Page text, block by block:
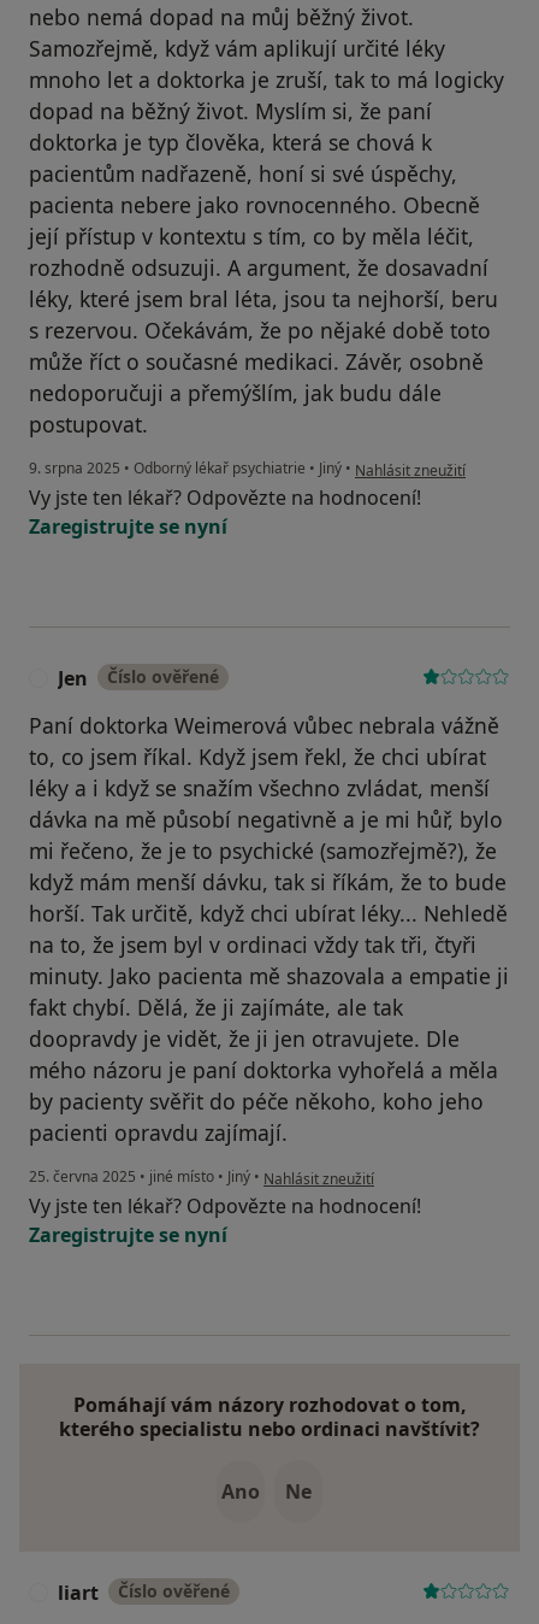
nebo nemá dopad na můj běžný život.
Samozřejmě, když vám aplikují určité léky
mnoho let a doktorka je zruší, tak to má logicky
dopad na běžný život. Myslím si, že paní
doktorka je typ člověka, která se chová k
pacientům nadřazeně, honí si své úspěchy,
pacienta nebere jako rovnocenného. Obecně
její přístup v kontextu s tím, co by měla léčit,
rozhodně odsuzuji. A argument, že dosavadní
léky, které jsem bral léta, jsou ta nejhorší, beru
s rezervou. Očekávám, že po nějaké době toto
může říct o současné medikaci. Závěr, osobně
nedoporučuji a přemýšlím, jak budu dále
postupovat.
9. srpna 2025 • Odborný lékař psychiatrie • Jiný • podle názoru uživatele Rogi
Nahlásit zneužití
Vy jste ten lékař? Odpovězte na hodnocení!
Zaregistrujte se nyní
Jen Číslo ověřené
Paní doktorka Weimerová vůbec nebrala vážně
to, co jsem říkal. Když jsem řekl, že chci ubírat
léky a i když se snažím všechno zvládat, menší
dávka na mě působí negativně a je mi hůř, bylo
mi řečeno, že je to psychické (samozřejmě?), že
když mám menší dávku, tak si říkám, že to bude
horší. Tak určitě, když chci ubírat léky... Nehledě
na to, že jsem byl v ordinaci vždy tak tři, čtyři
minuty. Jako pacienta mě shazovala a empatie ji
fakt chybí. Dělá, že ji zajímáte, ale tak
doopravdy je vidět, že ji jen otravujete. Dle
mého názoru je paní doktorka vyhořelá a měla
by pacienty svěřit do péče někoho, koho jeho
pacienti opravdu zajímají.
25. června 2025 • jiné místo • Jiný • podle názoru uživatele Jen
Nahlásit zneužití
Vy jste ten lékař? Odpovězte na hodnocení!
Zaregistrujte se nyní
Pomáhají vám názory rozhodovat o tom,
kterého specialistu nebo ordinaci navštívit?
Ano Ne
liart Číslo ověřené